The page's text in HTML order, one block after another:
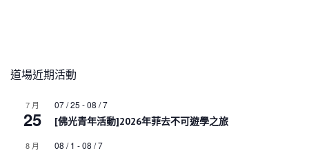
道場近期活動
7 月
25
07 / 25 -08 / 7
[佛光青年活動]2026年菲去不可遊學之旅
8 月 08 / 1 -08 / 7